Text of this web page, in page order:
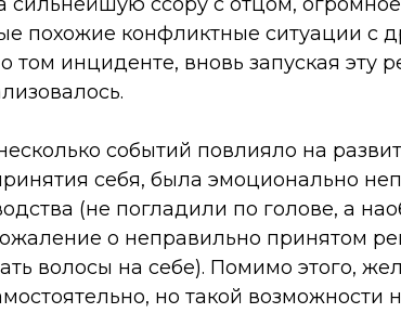
похожие конфликтные ситуации с
том инциденте, вновь запуская эту
событий повлияло на
себя, была эмоционально
(не погладили по голове, а
о неправильно принятом
волосы на себе). Помимо этого,
но такой возможности